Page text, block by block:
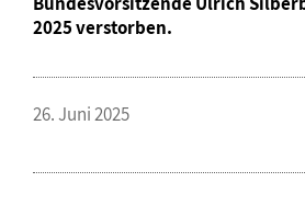
2025 verstorben.
26. Juni 2025